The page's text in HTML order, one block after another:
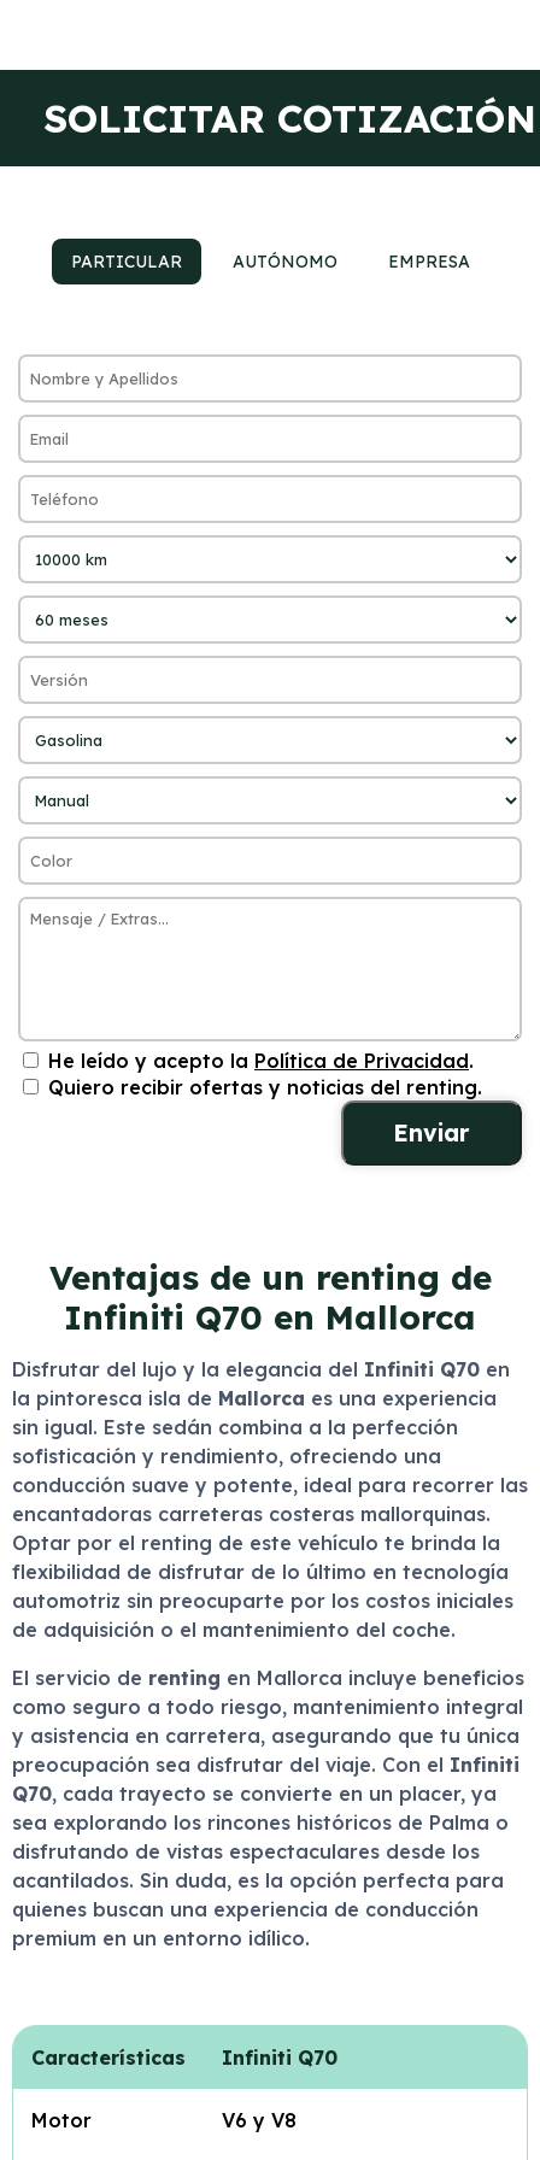
SOLICITAR COTIZACIÓN
PARTICULAR AUTÓNOMO EMPRESA
He leído y acepto la Política de Privacidad.
Quiero recibir ofertas y noticias del renting.
Ventajas de un renting de
Infiniti Q70 en Mallorca
Disfrutar del lujo y la elegancia del Infiniti Q70 en
la pintoresca isla de Mallorca es una experiencia
sin igual. Este sedán combina a la perfección
sofisticación y rendimiento, ofreciendo una
conducción suave y potente, ideal para recorrer las
encantadoras carreteras costeras mallorquinas.
Optar por el renting de este vehículo te brinda la
flexibilidad de disfrutar de lo último en tecnología
automotriz sin preocuparte por los costos iniciales
de adquisición o el mantenimiento del coche.
El servicio de renting en Mallorca incluye beneficios
como seguro a todo riesgo, mantenimiento integral
y asistencia en carretera, asegurando que tu única
preocupación sea disfrutar del viaje. Con el Infiniti
Q70, cada trayecto se convierte en un placer, ya
sea explorando los rincones históricos de Palma o
disfrutando de vistas espectaculares desde los
acantilados. Sin duda, es la opción perfecta para
quienes buscan una experiencia de conducción
premium en un entorno idílico.
Características Infiniti Q70
Motor V6 y V8